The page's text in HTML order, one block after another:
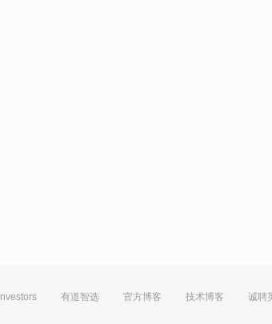
Investors 有道智选 官方博客 技术博客 诚聘